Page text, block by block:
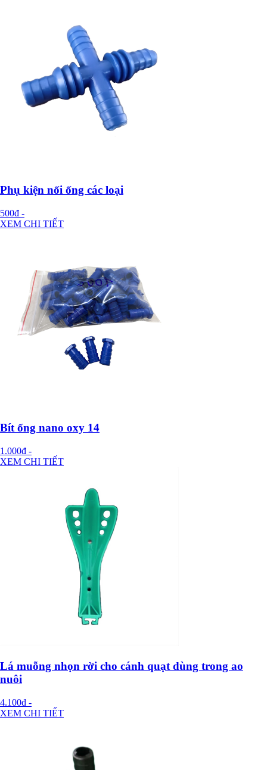
Phụ kiện nối ống các loại
500đ -
XEM CHI TIẾT
Bít ống nano oxy 14
1.000đ -
XEM CHI TIẾT
Lá muỗng nhọn rời cho cánh quạt dùng trong ao
nuôi
4.100đ -
XEM CHI TIẾT